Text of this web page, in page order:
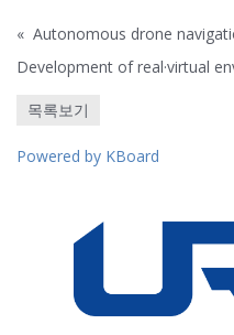
«
목록보기
Powered by KBoard